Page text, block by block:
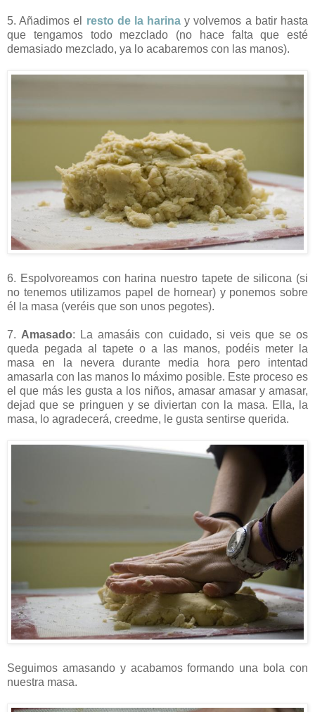
5. Añadimos el resto de la harina y volvemos a batir hasta
que tengamos todo mezclado (no hace falta que esté
demasiado mezclado, ya lo acabaremos con las manos).
6. Espolvoreamos con harina nuestro tapete de silicona (si
no tenemos utilizamos papel de hornear) y ponemos sobre
él la masa (veréis que son unos pegotes).
7. Amasado: La amasáis con cuidado, si veis que se os
queda pegada al tapete o a las manos, podéis meter la
masa en la nevera durante media hora pero intentad
amasarla con las manos lo máximo posible. Este proceso es
el que más les gusta a los niños, amasar amasar y amasar,
dejad que se pringuen y se diviertan con la masa. Ella, la
masa, lo agradecerá, creedme, le gusta sentirse querida.
Seguimos amasando y acabamos formando una bola con
nuestra masa.